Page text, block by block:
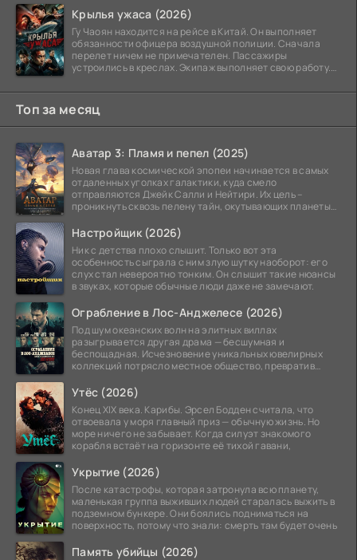
Крылья ужаса (2026)
Гу Чаоян находится на рейсе в Китай. Он выполняет
обязанности офицера воздушной полиции. Сначала
перелет ничем не примечателен. Пассажиры
устроились в креслах. Экипаж выполняет свою работу.
Топ за месяц
Аватар 3: Пламя и пепел (2025)
Новая глава космической эпопеи начинается в самых
отдаленных уголках галактики, куда смело
отправляются Джейк Салли и Нейтири. Их цель –
проникнуть сквозь пелену тайн, окутывающих планеты
Настройщик (2026)
Ник с детства плохо слышит. Только вот эта
особенность сыграла с ним злую шутку наоборот: его
слух стал невероятно тонким. Он слышит такие нюансы
в звуках, которые обычные люди даже не замечают.
Ограбление в Лос-Анджелесе (2026)
Под шум океанских волн на элитных виллах
разыгрывается другая драма — бесшумная и
беспощадная. Исчезновение уникальных ювелирных
коллекций потрясло местное общество, превратив
Утёс (2026)
Конец XIX века. Карибы. Эрсел Бодден считала, что
отвоевала у моря главный приз — обычную жизнь. Но
море ничего не забывает. Когда силуэт знакомого
корабля встаёт на горизонте её тихой гавани,
Укрытие (2026)
После катастрофы, которая затронула всю планету,
маленькая группа выживших людей старалась выжить в
подземном бункере. Они боялись подниматься на
поверхность, потому что знали: смерть там будет очень
Память убийцы (2026)